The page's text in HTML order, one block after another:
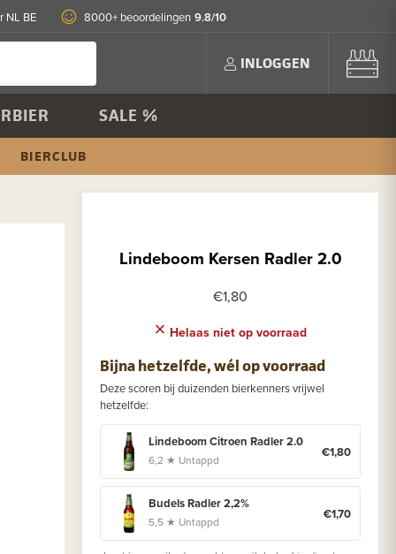
NL BE 8000+ beoordelingen 9.8/10
INLOGGEN
SALE %
BIERCLUB
Lindeboom Kersen Radler 2.0
€1,80
Helaas niet op voorraad
Bijna hetzelfde, wél op voorraad
Deze scoren bij duizenden bierkenners vrijwel
hetzelfde:
Lindeboom Citroen Radler 2.0
6,2 ★ Untappd €1,80
Budels Radler 2,2%
5,5 ★ Untappd €1,70